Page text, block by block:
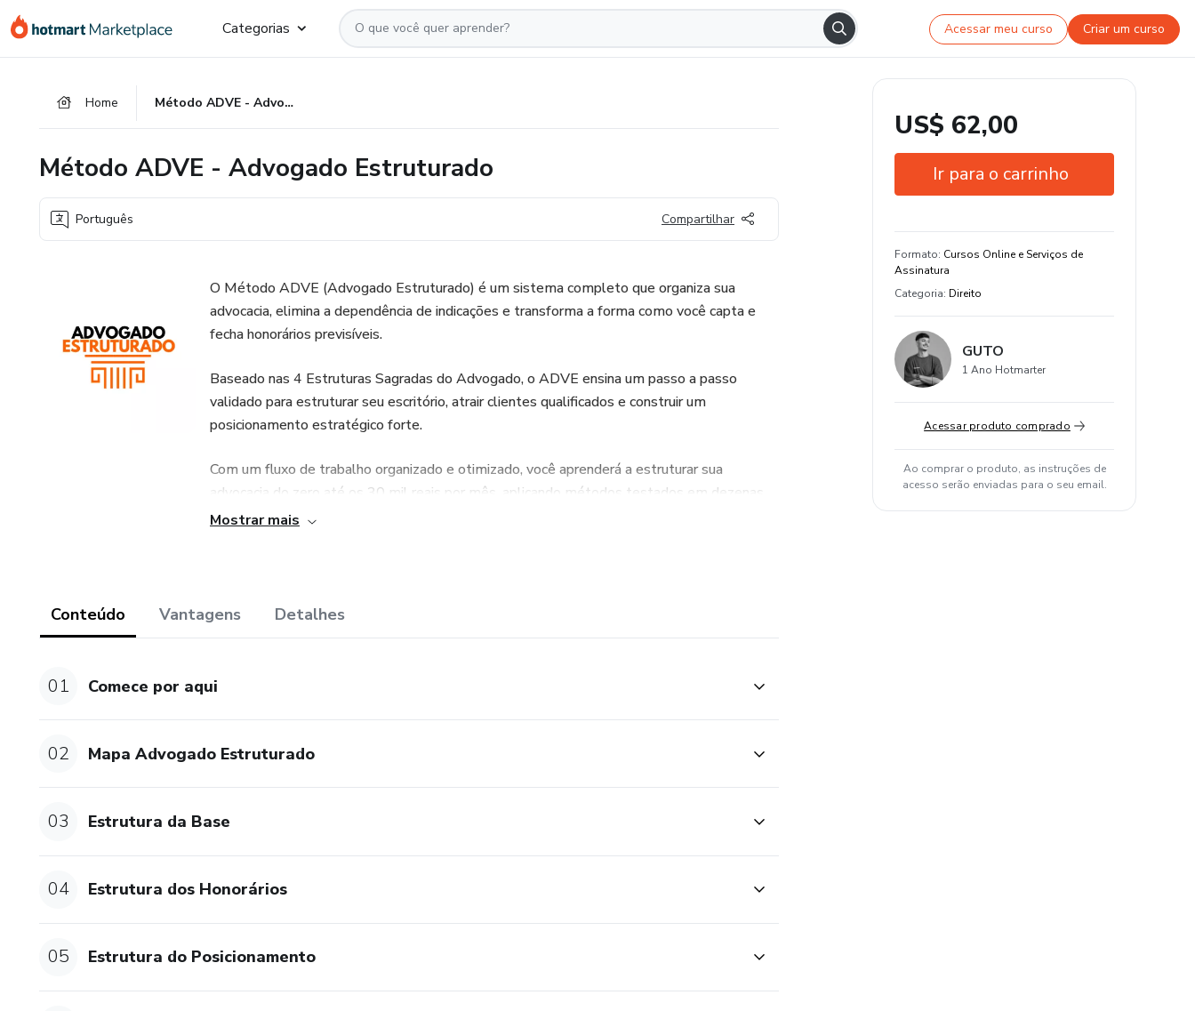
para
para
para
Categorias Acessar meu curso Criar um curso
Home Método ADVE - Advogado Estruturado
Método ADVE - Advogado Estruturado
Português Compartilhar
O Método ADVE (Advogado Estruturado) é um sistema completo que organiza sua
advocacia, elimina a dependência de indicações e transforma a forma como você capta e
fecha honorários previsíveis.
Baseado nas 4 Estruturas Sagradas do Advogado, o ADVE ensina um passo a passo
validado para estruturar seu escritório, atrair clientes qualificados e construir um
posicionamento estratégico forte.
Com um fluxo de trabalho organizado e otimizado, você aprenderá a estruturar sua
advocacia do zero até os 30 mil reais por mês, aplicando métodos testados em dezenas
de advogados da Nova Geração.
crescer todos os meses.
Mostrar mais
Conteúdo Vantagens Detalhes
01 Comece por aqui
02 Mapa Advogado Estruturado
03 Estrutura da Base
04 Estrutura dos Honorários
05 Estrutura do Posicionamento
US$ 62,00
Ir para o carrinho
Estude do seu jeito e em qualquer
dispositivo
9 aula e 9 hora de conteúdo original
Formato: Cursos Online e Serviços de
Assinatura
Categoria: Direito
GUTO
1 Ano Hotmarter
Acessar produto comprado
Ao comprar o produto, as instruções de
acesso serão enviadas para o seu email.